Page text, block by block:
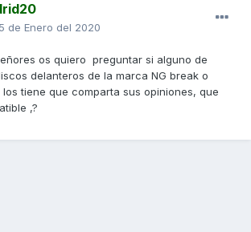
5 de Enero del 2020
os quiero preguntar si alguno de
delanteros de la marca NG break o
tiene que comparta sus opiniones, que
,?